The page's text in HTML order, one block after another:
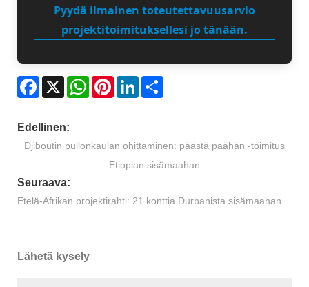
Pyydä ilmainen toteutettavuusarvio
projektitoimituksellesi jo tänään.
Facebook
X WhatsAppPinterestLinkedIn
Edellinen:
Djiboutin pullonkaulan ohittaminen: päästä päähän -toimitus
Etiopian sisämaahan
Seuraava:
Etelä-Afrikan projektirahti: 21 konttia Durbanista sisämaahan
Lähetä kysely